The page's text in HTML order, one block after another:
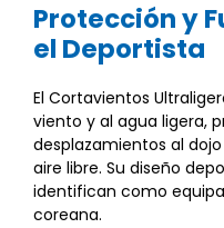
Protección y
el Deportista
El Cortavientos
viento y al agua ligera,
desplazamientos al
aire libre. Su diseño
identifican como
coreana.